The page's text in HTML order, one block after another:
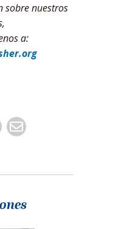
sobre nuestros
a: